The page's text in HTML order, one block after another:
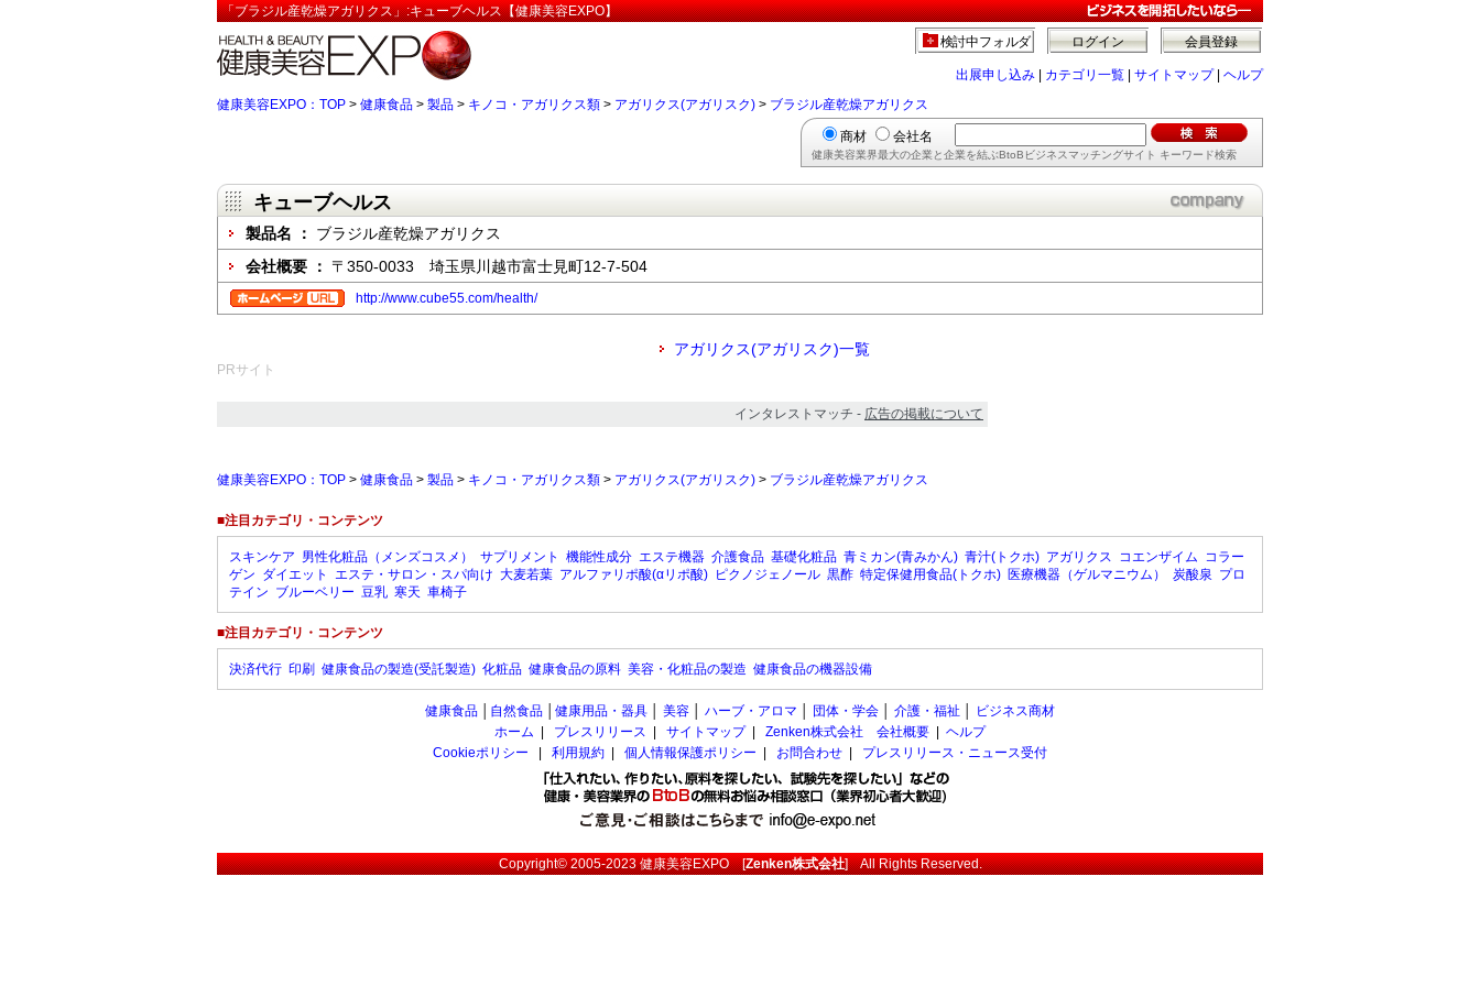
「ブラジル産乾燥アガリクス」:キューブヘルス【健康美容EXPO】
会員登録
ログイン
検討中フォルダ
出展申し込み カテゴリ一覧 サイトマップ| ヘルプ
健康美容EXPO：TOP > 健康食品 > 製品 > キノコ・アガリクス類 > アガリクス(アガリスク) > ブラジル産乾燥アガリクス
商材 会社名
健康美容業界最大の企業と企業を結ぶBtoBビジネスマッチングサイト キーワード検索
キューブヘルス
製品名 ： ブラジル産乾燥アガリクス
会社概要 ： 〒350-0033 埼玉県川越市富士見町12-7-504
http://www.cube55.com/health/
アガリクス(アガリスク)一覧
PRサイト
インタレストマッチ - 広告の掲載について
健康美容EXPO：TOP > 健康食品 > 製品 > キノコ・アガリクス類 > アガリクス(アガリスク) > ブラジル産乾燥アガリクス
■注目カテゴリ・コンテンツ
スキンケア 男性化粧品（メンズコスメ） サプリメント 機能性成分 エステ機器 介護食品 基礎化粧品 青ミカン(青みかん) 青汁(トクホ) アガリクス コエンザイム コラー
ゲン ダイエット エステ・サロン・スパ向け 大麦若葉 アルファリポ酸(αリポ酸) ピクノジェノール 黒酢 特定保健用食品(トクホ) 医療機器（ゲルマニウム） 炭酸泉 プロ
テイン ブルーベリー 豆乳 寒天 車椅子
■注目カテゴリ・コンテンツ
決済代行 印刷 健康食品の製造(受託製造) 化粧品 健康食品の原料 美容・化粧品の製造 健康食品の機器設備
健康食品 自然食品 健康用品・器具 美容 ハーブ・アロマ 団体・学会 介護・福祉
ビジネス商材
ホーム
プレスリリース サイトマップ| Zenken株式会社 会社概要
ヘルプ
Cookieポリシー
利用規約 個人情報保護ポリシー お問合わせ プレスリリース・ニュース受付
Copyright© 2005-2023健康美容EXPO[Zenken株式会社] All Rights Reserved.